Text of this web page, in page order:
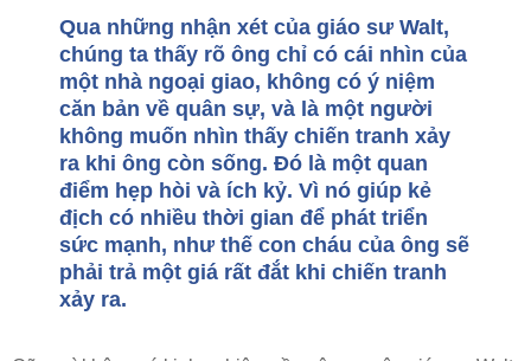
Qua những nhận xét của giáo sư Walt,
chúng ta thấy rõ ông chỉ có cái nhìn của
một nhà ngoại giao, không có ý niệm
căn bản về quân sự, và là một người
không muốn nhìn thấy chiến tranh xảy
ra khi ông còn sống. Đó là một quan
điểm hẹp hòi và ích kỷ. Vì nó giúp kẻ
địch có nhiều thời gian để phát triển
sức mạnh, như thế con cháu của ông sẽ
phải trả một giá rất đắt khi chiến tranh
xảy ra.